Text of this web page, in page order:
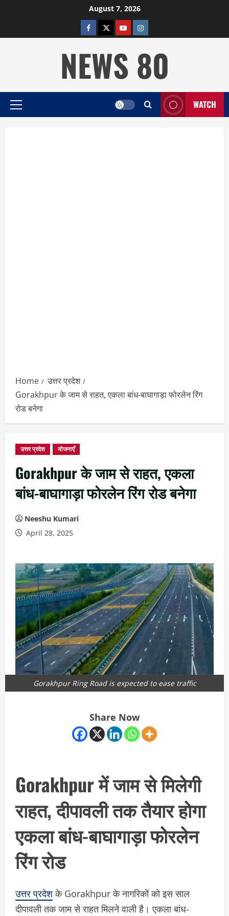
August 7, 2026
facebooktwitterYOUTUBE
instagram
NEWS 80
Primary
WATCH
Home
उत्तर प्रदेश
Gorakhpur के जाम से राहत, एकला बांध-बाघागाड़ा फोरलेन रिंग
रोड बनेगा
उत्तर प्रदेश योजनाएँ
Gorakhpur के जाम से राहत, एकला
बांध-बाघागाड़ा फोरलेन रिंग रोड बनेगा
Neeshu Kumari
April 28, 2025
Gorakhpur Ring Road is expected to ease traffic
Share Now
Gorakhpur में जाम से मिलेगी
राहत, दीपावली तक तैयार होगा
एकला बांध-बाघागाड़ा फोरलेन
रिंग रोड
उत्तर प्रदेशके Gorakhpur के नागरिकों को इस साल
दीपावली तक जाम से राहत मिलने वाली है। एकला बांध-